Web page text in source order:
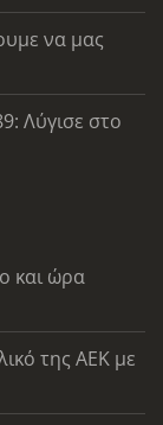
να μας
Λύγισε στο
και ώρα
της ΑΕΚ με